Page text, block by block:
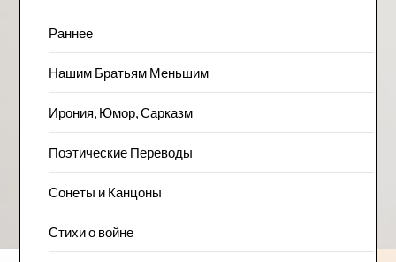
Раннее
Нашим Братьям Меньшим
Ирония, Юмор, Сарказм
Поэтические Переводы
Сонеты и Канцоны
Стихи о войне